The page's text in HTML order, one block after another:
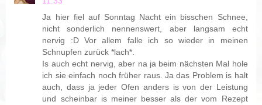
Ja hier fiel auf Sonntag Nacht ein bisschen Schnee,
nicht sonderlich nennenswert, aber langsam echt
nervig :D Vor allem falle ich so wieder in meinen
Schnupfen zurück *lach*.
Is auch echt nervig, aber na ja beim nächsten Mal hole
ich sie einfach noch früher raus. Ja das Problem is halt
auch, dass ja jeder Ofen anders is von der Leistung
und scheinbar is meiner besser als der vom Rezept